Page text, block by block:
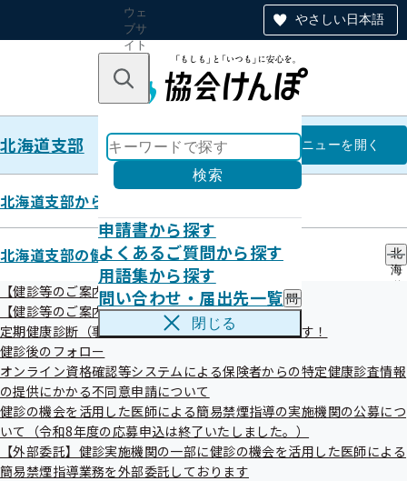
やさしい日本語
ウェ
ブサ
イト
のナ
ン
キーワードで探す
検索
申請書から探す
よくあるご質問から探す
用語集から探す
問い合わせ・届出先一覧 問
い
せ
・
出
先
一
覧
閉じる
北海道支部 北海道支部
メニューを開く
北海道支部からのお知らせ
北海道支部の健診・保健指導のご案内
北
海
診
健
導
【健診等のご案内】ご本人（被保険者）さま
【健診等のご案内】ご家族（被扶養者）さま
定期健康診断（事業者健診）の結果をご提供願います！
健診後のフォロー
オンライン資格確認等システムによる保険者からの特定健康診査情報
の提供にかかる不同意申請について
健診の機会を活用した医師による簡易禁煙指導の実施機関の公募につ
いて（令和8年度の応募申込は終了いたしました。）
【外部委託】健診実施機関の一部に健診の機会を活用した医師による
簡易禁煙指導業務を外部委託しております
よく利用されるページ
令和08年01月19日
クリックすると、協会けんぽホームページ内の各ページに移
動します